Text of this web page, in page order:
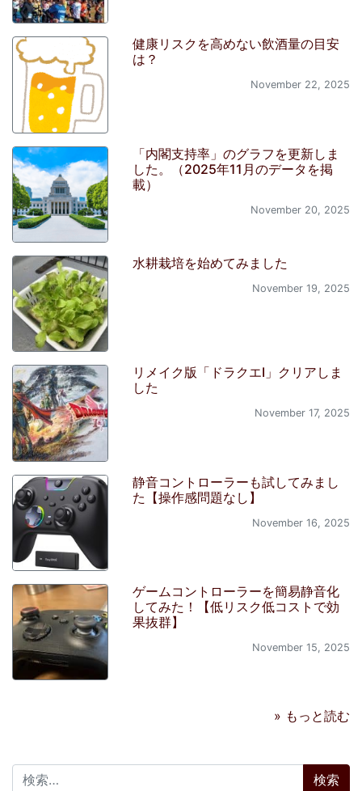
健康リスクを高めない飲酒量の目安
は？
November 22, 2025
「内閣支持率」のグラフを更新しま
した。（2025年11月のデータを掲
載）
November 20, 2025
水耕栽培を始めてみました
November 19, 2025
リメイク版「ドラクエI」クリアしま
した
November 17, 2025
静音コントローラーも試してみまし
た【操作感問題なし】
November 16, 2025
ゲームコントローラーを簡易静音化
してみた！【低リスク低コストで効
果抜群】
November 15, 2025
» もっと読む
検索: